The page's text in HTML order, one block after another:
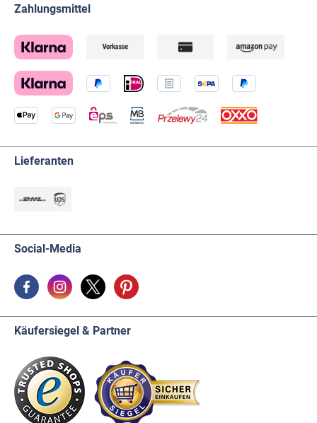
Zahlungsmittel
Lieferanten
Social-Media
Käufersiegel & Partner